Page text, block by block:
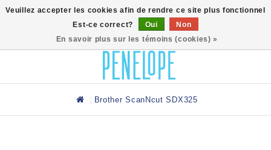
Brother ScanNcut SDX325
Veuillez accepter les cookies afin de rendre ce site plus fonctionnel
Est-ce correct?
Oui
Non
En savoir plus sur les témoins (cookies) »